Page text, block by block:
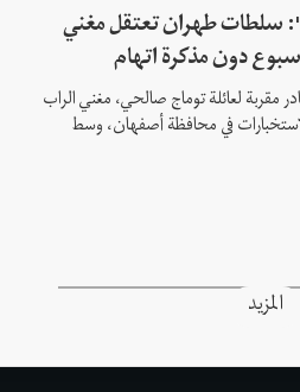
سلطات طهران تعتقل مغني
دون مذكرة اتهام
مقربة لعائلة توماج صالحي، مغني الراب
في محافظة أصفهان، وسط
المزيد